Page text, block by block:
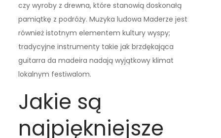
czy wyroby z drewna, które stanowią doskonałą
pamiątkę z podróży. Muzyka ludowa Maderze jest
również istotnym elementem kultury wyspy;
tradycyjne instrumenty takie jak brzdękająca
guitarra da madeira nadają wyjątkowy klimat
lokalnym festiwalom.
Jakie są
najpiękniejsze